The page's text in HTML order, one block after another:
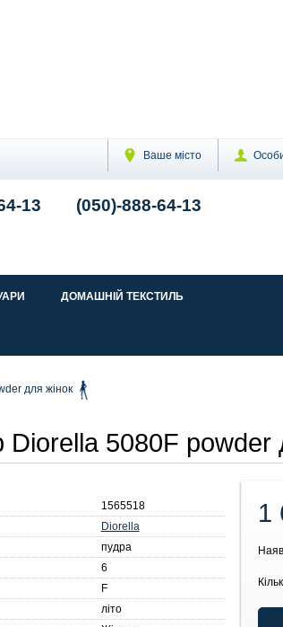
Ваше місто
13 (050)-888-64-13
ДОМАШНІЙ ТЕКСТИЛЬ
для жінок
Diorella 5080F powder
1565518
Diorella
пудра
6
F
літо
1